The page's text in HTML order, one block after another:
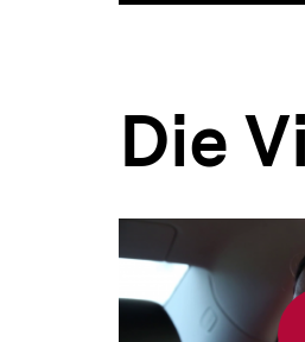
Die